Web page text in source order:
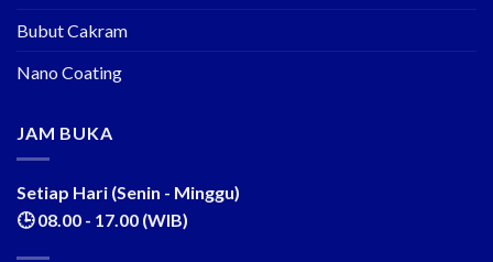
Bubut Cakram
Nano Coating
JAM BUKA
Setiap Hari (Senin - Minggu)
🕒 08.00 - 17.00 (WIB)